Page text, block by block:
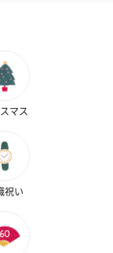
マス
祝い